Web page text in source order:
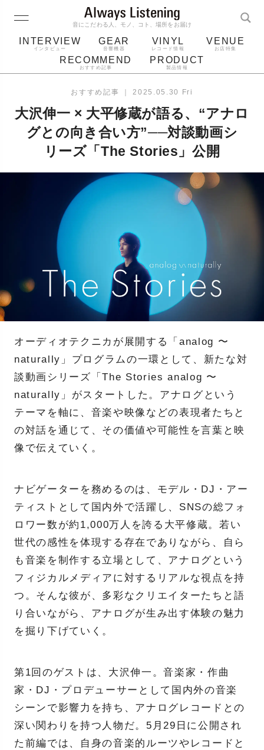
音にこだわる人、モノ、コト、場所をお届け
INTERVIEW
インタビュー
GEAR
音響機器
VINYL
レコード情報
VENUE
お店特集
RECOMMEND
おすすめ記事
PRODUCT
製品情報
ジャケット bluetooth
レコード針
おすすめ記事 ｜ 2025.05.30 Fri
大沢伸一 × 大平修蔵が語る、“アナロ
グとの向き合い方”──対談動画シ
リーズ「The Stories」公開
オーディオテクニカが展開する「analog 〜
naturally」プログラムの一環として、新たな対
談動画シリーズ「The Stories analog 〜
naturally」がスタートした。アナログという
テーマを軸に、音楽や映像などの表現者たちと
の対話を通じて、その価値や可能性を言葉と映
像で伝えていく。
ナビゲーターを務めるのは、モデル・DJ・アー
ティストとして国内外で活躍し、SNSの総フォ
ロワー数が約1,000万人を誇る大平修蔵。若い
世代の感性を体現する存在でありながら、自ら
も音楽を制作する立場として、アナログという
フィジカルメディアに対するリアルな視点を持
つ。そんな彼が、多彩なクリエイターたちと語
り合いながら、アナログが生み出す体験の魅力
を掘り下げていく。
第1回のゲストは、大沢伸一。音楽家・作曲
家・DJ・プロデューサーとして国内外の音楽
シーンで影響力を持ち、アナログレコードとの
深い関わりを持つ人物だ。5月29日に公開され
た前編では、自身の音楽的ルーツやレコードと